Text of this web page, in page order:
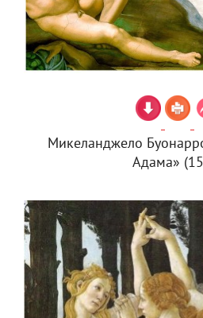
Микеланджело
Адама»